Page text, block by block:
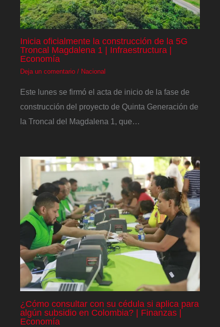
Inicia oficialmente la construcción de la 5G
Troncal Magdalena 1 | Infraestructura |
Economía
Deja un comentario / Nacional
Este lunes se firmó el acta de inicio de la fase de
construcción del proyecto de Quinta Generación de
la Troncal del Magdalena 1, que…
¿Cómo consultar con su cédula si aplica para
algún subsidio en Colombia? | Finanzas |
Economía